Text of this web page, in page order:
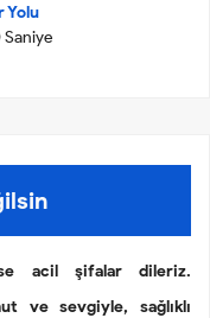
Yolu
acil şifalar dileriz.
ve sevgiyle, sağlıklı